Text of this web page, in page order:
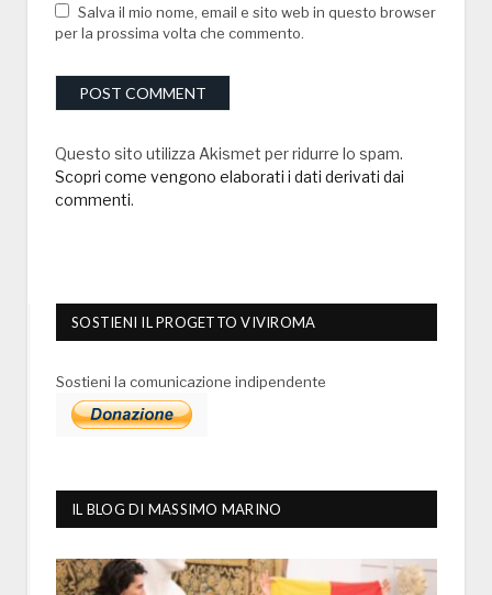
Salva il mio nome, email e sito web in questo browser
per la prossima volta che commento.
Questo sito utilizza Akismet per ridurre lo spam.
Scopri come vengono elaborati i dati derivati dai
commenti.
SOSTIENI IL PROGETTO VIVIROMA
Sostieni la comunicazione indipendente
IL BLOG DI MASSIMO MARINO